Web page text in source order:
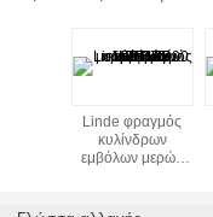
Linde φραγμός
κυλίνδρων
εμβόλων μερών
υδραυλικών